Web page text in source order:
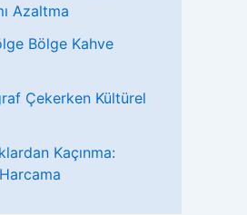
Azaltma
Bölge Kahve
Çekerken Kültürel
Kaçınma: